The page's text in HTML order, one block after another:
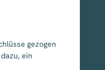
gezogen
ein